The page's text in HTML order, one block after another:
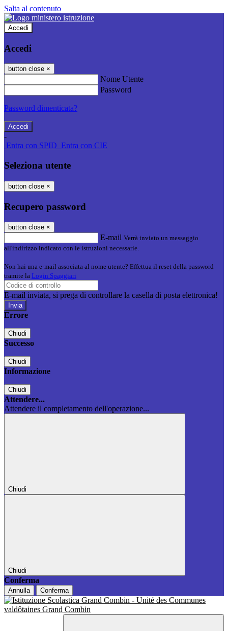
Salta al contenuto
Accedi
Accedi
button close ×
Nome Utente
Password
Password dimenticata?
-
Entra con SPID Entra con CIE
Seleziona utente
button close ×
Recupero password
button close ×
E-mail Verrà inviato un messaggio
all'indirizzo indicato con le istruzioni necessarie.
Non hai una e-mail associata al nome utente? Effettua il reset della password
tramite la Login Spaggiari
E-mail inviata, si prega di controllare la casella di posta elettronica!
Errore
Chiudi
Successo
Chiudi
Informazione
Chiudi
Attendere...
Attendere il completamento dell'operazione...
Chiudi
Chiudi
Conferma
Annulla Conferma